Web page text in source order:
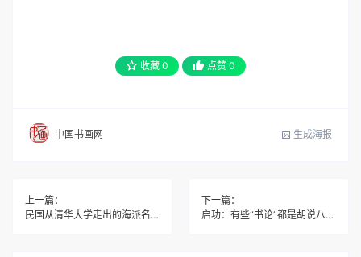
收藏 0 点赞 0
中国书画网 生成海报
上一篇：
民国从清华大学走出的海派名家程璋
下一篇：
启功：有些“书论”都是胡说八道！